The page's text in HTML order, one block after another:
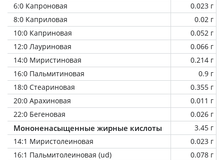
6:0 Капроновая
0.023 г
8:0 Каприловая
0.02 г
10:0 Каприновая
0.052 г
12:0 Лауриновая
0.066 г
14:0 Миристиновая
0.214 г
16:0 Пальмитиновая
0.9 г
18:0 Стеариновая
0.355 г
20:0 Арахиновая
0.011 г
22:0 Бегеновая
0.026 г
Мононенасыщенные жирные кислоты
3.45 г
14:1 Миристолеиновая
0.023 г
16:1 Пальмитолеиновая (ud)
0.078 г